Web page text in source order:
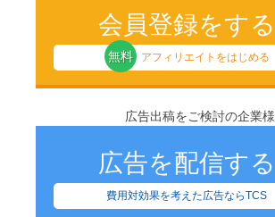
会員登録をする
無料 アフィリエイトをはじめる
広告出稿をご検討の企業様
広告を配信する
費用対効果を考えた広告ならTCS